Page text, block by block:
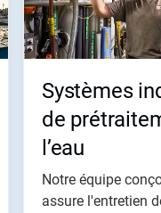
Systèmes
de
l’eau
Notre équipe
assure l'entretien